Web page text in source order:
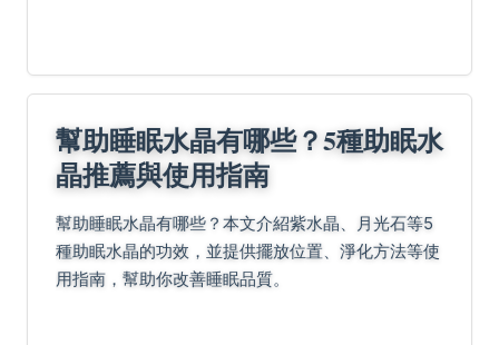
幫助睡眠水晶有哪些？5種助眠水
晶推薦與使用指南
幫助睡眠水晶有哪些？本文介紹紫水晶、月光石等5
種助眠水晶的功效，並提供擺放位置、淨化方法等使
用指南，幫助你改善睡眠品質。